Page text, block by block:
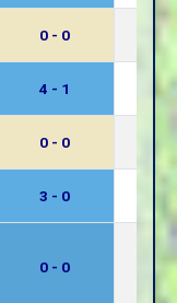
0 - 0
4 - 1
0 - 0
3 - 0
0 - 0